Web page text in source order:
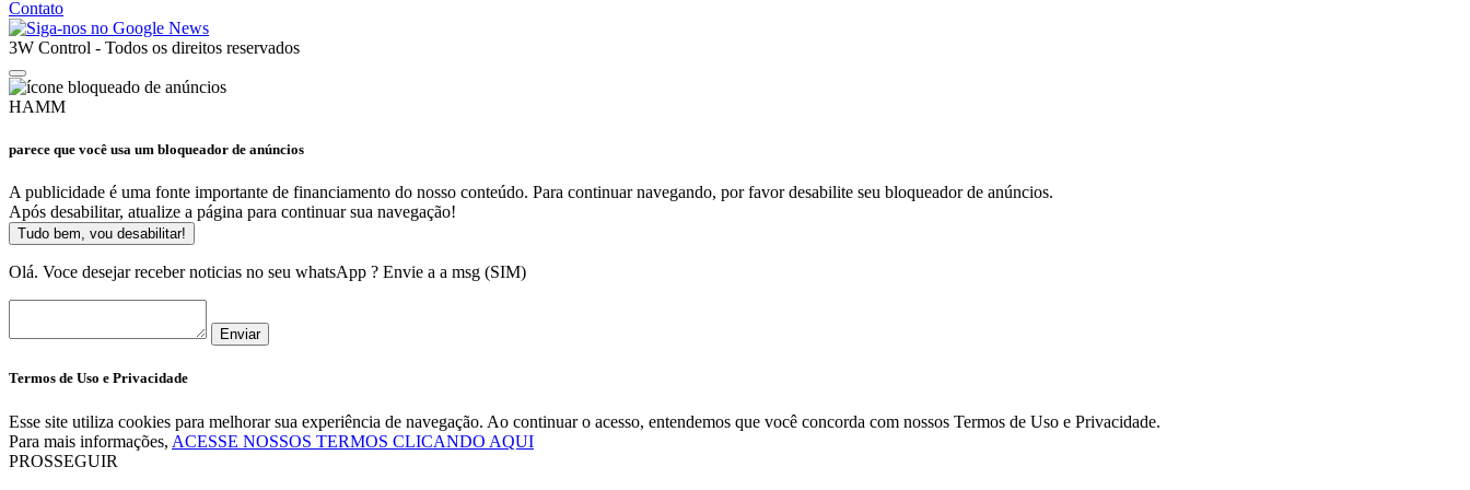
Contato
3W Control - Todos os direitos reservados
HAMM
parece que você usa um bloqueador de anúncios
A publicidade é uma fonte importante de financiamento do nosso conteúdo. Para continuar navegando, por favor desabilite seu bloqueador de anúncios.
Após desabilitar, atualize a página para continuar sua navegação!
Tudo bem, vou desabilitar!
Olá. Voce desejar receber noticias no seu whatsApp ? Envie a a msg (SIM)
Enviar
Termos de Uso e Privacidade
Esse site utiliza cookies para melhorar sua experiência de navegação. Ao continuar o acesso, entendemos que você concorda com nossos Termos de Uso e Privacidade.
Para mais informações, ACESSE NOSSOS TERMOS CLICANDO AQUI
PROSSEGUIR